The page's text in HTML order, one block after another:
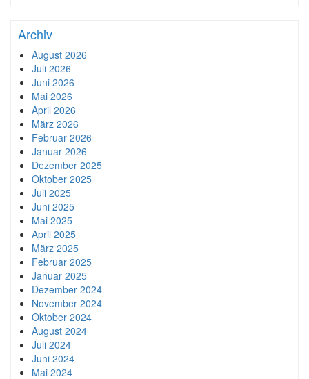
Archiv
August 2026
Juli 2026
Juni 2026
Mai 2026
April 2026
März 2026
Februar 2026
Januar 2026
Dezember 2025
Oktober 2025
Juli 2025
Juni 2025
Mai 2025
April 2025
März 2025
Februar 2025
Januar 2025
Dezember 2024
November 2024
Oktober 2024
August 2024
Juli 2024
Juni 2024
Mai 2024